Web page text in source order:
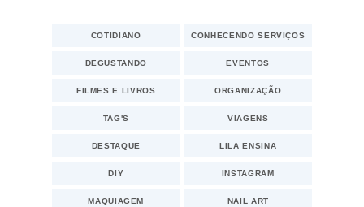
COTIDIANO CONHECENDO SERVIÇOS
DEGUSTANDO EVENTOS
FILMES E LIVROS ORGANIZAÇÃO
TAG'S VIAGENS
DESTAQUE LILA ENSINA
DIY INSTAGRAM
MAQUIAGEM NAIL ART